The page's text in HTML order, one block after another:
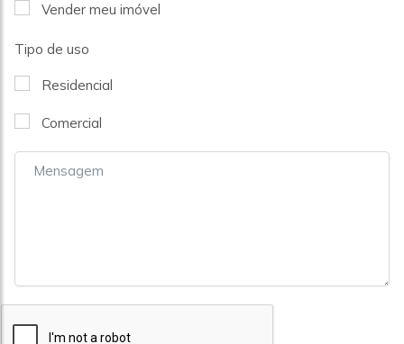
Vender meu imóvel
Tipo de uso
Residencial
Comercial